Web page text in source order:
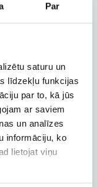
Par
saturu un
līdzekļu funkcijas
par to, kā jūs
ar saviem
un analīzes
informāciju, ko
lietojat viņu